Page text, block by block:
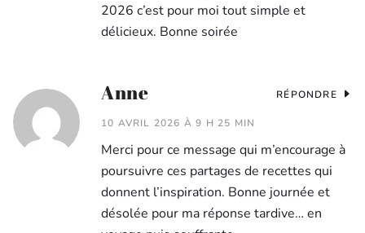
2026 c’est pour moi tout simple et
délicieux. Bonne soirée
RÉPONDRE
Anne
10 AVRIL 2026 À 9 H 25 MIN
Merci pour ce message qui m’encourage à
poursuivre ces partages de recettes qui
donnent l’inspiration. Bonne journée et
désolée pour ma réponse tardive… en